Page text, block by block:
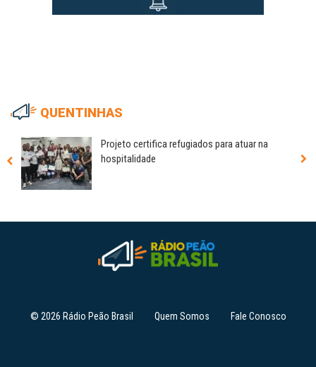
QUENTINHAS
Projeto certifica refugiados para atuar na
hospitalidade
© 2026 Rádio Peão Brasil Quem Somos Fale Conosco